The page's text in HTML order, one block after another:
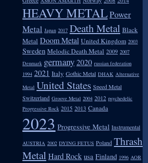
HEAVY METALPower
Metal Japan 2017 Death Metal Black
Metal Doom Metal United Kingdom 2003
Sweden Melodic Death Metal 2009 2007
Denmark germany2020 russian federation
1994 2021 Italy Gothic Metal DHAK Alternative
Metal United States Speed Metal
Switzerland Groove Metal 2004 2012 psychedelic
Progressive Rock 2015 2013 Canada
2023 Progressive Metal Instrumental
AUSTRIA 2002 DYING FETUS Poland Thrash
MetalHard Rock usa Finland 1996 AOR